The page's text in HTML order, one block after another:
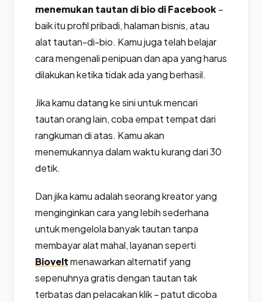
menemukan tautan di bio di Facebook–
baik itu profil pribadi, halaman bisnis, atau
alat tautan-di-bio. Kamu juga telah belajar
cara mengenali penipuan dan apa yang harus
dilakukan ketika tidak ada yang berhasil.
Jika kamu datang ke sini untuk mencari
tautan orang lain, coba empat tempat dari
rangkuman di atas. Kamu akan
menemukannya dalam waktu kurang dari 30
detik.
Dan jika kamu adalah seorang kreator yang
menginginkan cara yang lebih sederhana
untuk mengelola banyak tautan tanpa
membayar alat mahal, layanan seperti
Bioveltmenawarkan alternatif yang
sepenuhnya gratis dengan tautan tak
terbatas dan pelacakan klik – patut dicoba